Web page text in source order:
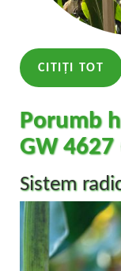
CITIȚI TOT
Porumb
GW 4627
Sistem